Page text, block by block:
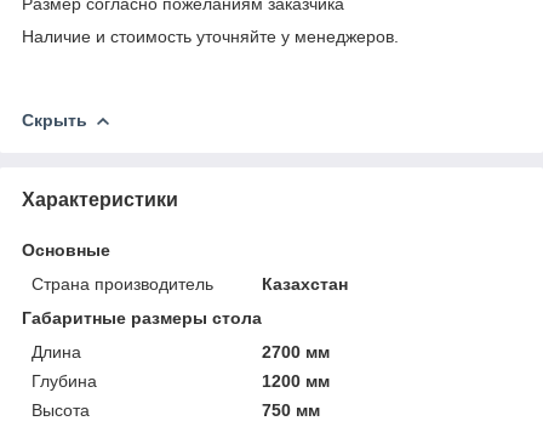
Наличие и стоимость уточняйте у менеджеров.
Скрыть
Характеристики
Основные
Страна производитель
Казахстан
Габаритные размеры стола
Длина
2700 мм
Глубина
1200 мм
Высота
750 мм